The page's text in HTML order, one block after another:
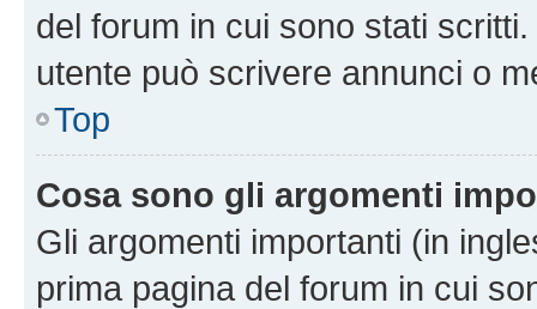
del forum in cui sono stati
utente può scrivere annunci o
Top
Cosa sono gli argomenti
Gli argomenti importanti (in
prima pagina del forum in cui